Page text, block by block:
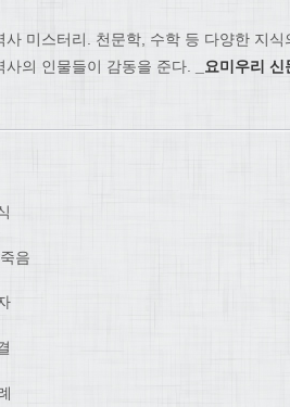
사 미스터리. 천문학, 수학 등 다양한 지식
의 인물들이 감동을 준다.
요미우리 신
음